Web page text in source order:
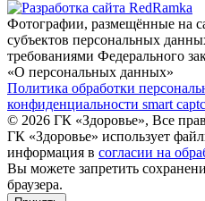
Фотографии, размещённые на
субъектов персональных
требованиями Федерального
«О персональных данных»
Политика обработки
конфиденциальности smart
© 2026 ГК «Здоровье», Все
ГК «Здоровье» использует
информация в согласии на
Вы можете запретить
браузера.